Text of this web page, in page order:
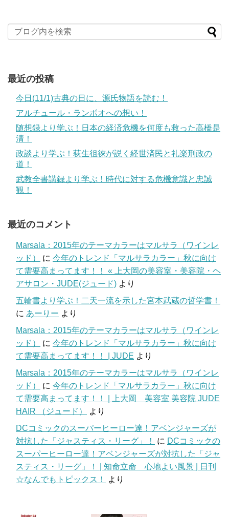
最近の投稿
今日(11/1)古典の日に、源氏物語を読む！
アルチュール・ランボオへの想い！
随想録より学ぶ！日本の経済危機を何度も救った高橋是
清！
政談より学ぶ！荻生徂徠が説く経世済民と礼楽刑政の
道！
武教全書講録より学ぶ！時代に対する危機意識と忠誠
観！
最近のコメント
Marsala：2015年のテーマカラーはマルサラ（ワインレ
ッド）
に 今年のトレンド「マルサラカラー」秋に向け
て需要高まってます！！ « 上大岡の美容室・美容院・ヘ
アサロン・JUDE(ジュード) より
五輪書より学ぶ！二天一流を示した宮本武蔵の哲学書！
に あーりー より
Marsala：2015年のテーマカラーはマルサラ（ワインレ
ッド）
に 今年のトレンド「マルサラカラー」秋に向け
て需要高まってます！！ | JUDE より
Marsala：2015年のテーマカラーはマルサラ（ワインレ
ッド）
に 今年のトレンド「マルサラカラー」秋に向け
て需要高まってます！！ | 上大岡 美容室 美容院 JUDE
HAIR （ジュード）
より
DCコミックのスーパーヒーロー達！アベンジャーズが
対抗した「ジャスティス・リーグ」！
に DCコミックの
スーパーヒーロー達！アベンジャーズが対抗した「ジャ
スティス・リーグ」！ | 知命立命 心地よい風景 | 日刊
☆なんでもトピックス！
より